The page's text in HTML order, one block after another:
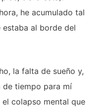
he acumulado tal
al borde del
la falta de sueño y,
de tiempo para mí
colapso mental que